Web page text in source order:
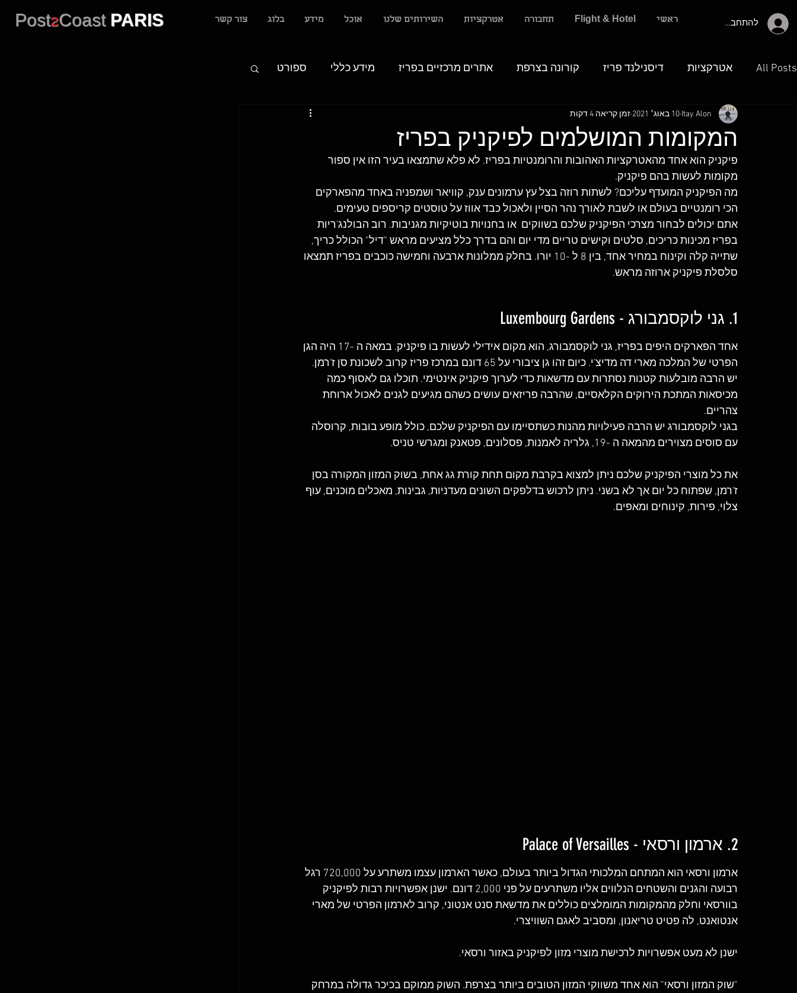
Post2Coast PARIS להתחברות ראשי Flight & Hotel תחבורה אטרקציות השירותים שלנו אוכל מידע בלוג צור קשר
All Posts אטרקציות דיסנילנד פריז קורונה בצרפת אתרים מרכזיים בפריז מידע כללי ספורט
המקומות המושלמים לפיקניק בפריז
Itay Alon 10 באוג׳ 2021 זמן קריאה 4 דקות
פיקניק הוא אחד מהאטרקציות האהובות והרומנטיות בפריז. לא פלא שתמצאו בעיר הזו אין ספור
מקומות לעשות בהם פיקניק.
מה הפיקניק המועדף עליכם? לשתות רוזה בצל עץ ערמונים ענק, קוויאר ושמפניה באחד מהפארקים
הכי רומנטיים בעולם או לשבת לאורך נהר הסיין ולאכול כבד אווז על טוסטים קריספים טעימים.
אתם יכולים לבחור מצרכי הפיקניק שלכם בשווקים  או בחנויות בוטיקיות מגניבות. רוב הבולנג'ריות
בפריז מכינות כריכים, סלטים וקישים טריים מדי יום והם בדרך כלל מציעים מראש "דיל" הכולל כריך,
שתייה קלה וקינוח במחיר אחד, בין 8 ל -10 יורו. בחלק ממלונות ארבעה וחמישה כוכבים בפריז תמצאו
סלסלת פיקניק ארוזה מראש.
1. גני לוקסמבורג - Luxembourg Gardens
אחד הפארקים היפים בפריז, גני לוקסמבורג, הוא מקום אידילי לעשות בו פיקניק. במאה ה -17 היה הגן
הפרטי של המלכה מארי דה מדיצ'י. כיום זהו גן ציבורי על 65 דונם במרכז פריז קרוב לשכונת סן ז'רמן.
יש הרבה מובלעות קטנות נסתרות עם מדשאות כדי לערוך פיקניק אינטימי. תוכלו גם לאסוף כמה
מכיסאות המתכת הירוקים הקלאסיים, שהרבה פריזאים עושים כשהם מגיעים לגנים לאכול ארוחת
צהריים.
בגני לוקסמבורג יש הרבה פעילויות מהנות כשתסיימו עם הפיקניק שלכם, כולל מופע בובות, קרוסלה
עם סוסים מצוירים מהמאה ה -19, גלריה לאמנות, פסלונים, פטאנק ומגרשי טניס.
את כל מוצרי הפיקניק שלכם ניתן למצוא בקרבת מקום תחת קורת גג אחת, בשוק המזון המקורה בסן
ז'רמן, שפתוח כל יום אך לא בשני. ניתן לרכוש בדלפקים השונים מעדניות, גבינות, מאכלים מוכנים, עוף
צלוי, פירות, קינוחים ומאפים.
2. ארמון ורסאי - Palace of Versailles
ארמון ורסאי הוא המתחם המלכותי הגדול ביותר בעולם, כאשר הארמון עצמו משתרע על 720,000 רגל
רבועה והגנים והשטחים הנלווים אליו משתרעים על פני 2,000 דונם. ישנן אפשרויות רבות לפיקניק
בוורסאי וחלק מהמקומות המומלצים כוללים את מדשאת סנט אנטוני, קרוב לארמון הפרטי של מארי
אנטואנט, לה פטיט טריאנון, ומסביב לאגם השוויצרי.
ישנן לא מעט אפשרויות לרכישת מוצרי מזון לפיקניק באזור ורסאי.
"שוק המזון ורסאי" הוא אחד משווקי המזון הטובים ביותר בצרפת. השוק ממוקם בכיכר גדולה במרחק